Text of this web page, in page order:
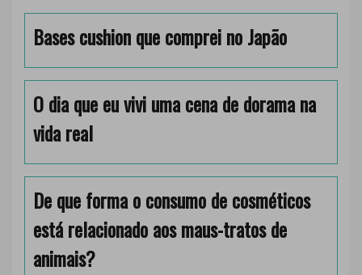
Bases cushion que comprei no Japão
O dia que eu vivi uma cena de dorama na
vida real
De que forma o consumo de cosméticos
está relacionado aos maus-tratos de
animais?